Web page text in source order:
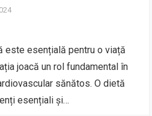
este esențială pentru o viață
joacă un rol fundamental în
sănătos. O dietă
esențiali și…